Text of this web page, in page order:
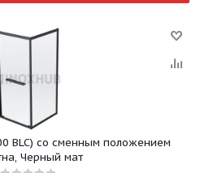
BLC) со сменным положением
Черный мат